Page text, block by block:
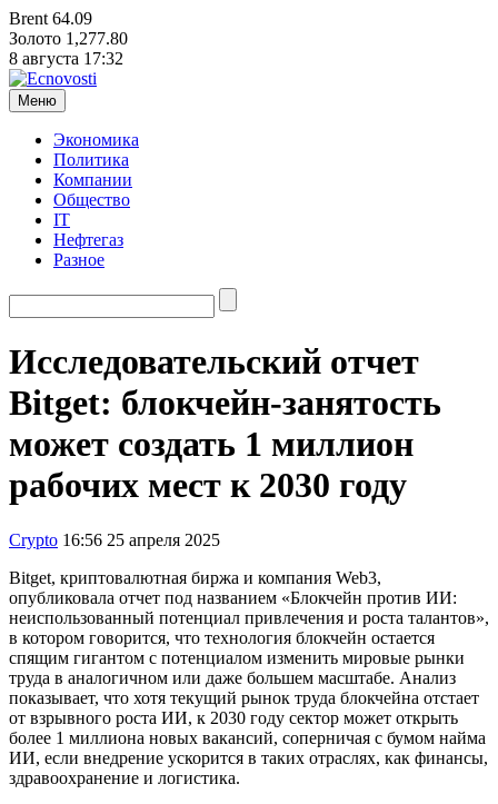
Brent 64.09
Золото 1,277.80
8 августа 17:32
Меню
Экономика
Политика
Компании
Общество
IT
Нефтегаз
Разное
Исследовательский отчет
Bitget: блокчейн-занятость
может создать 1 миллион
рабочих мест к 2030 году
Crypto 16:56 25 апреля 2025
Bitget, криптовалютная биржа и компания Web3,
опубликовала отчет под названием «Блокчейн против ИИ:
неиспользованный потенциал привлечения и роста талантов»,
в котором говорится, что технология блокчейн остается
спящим гигантом с потенциалом изменить мировые рынки
труда в аналогичном или даже большем масштабе. Анализ
показывает, что хотя текущий рынок труда блокчейна отстает
от взрывного роста ИИ, к 2030 году сектор может открыть
более 1 миллиона новых вакансий, соперничая с бумом найма
ИИ, если внедрение ускорится в таких отраслях, как финансы,
здравоохранение и логистика.